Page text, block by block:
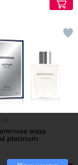
(3)
вода
platinum